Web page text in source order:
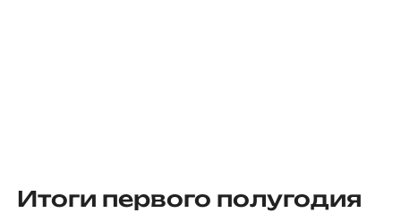
Итоги первого полугодия